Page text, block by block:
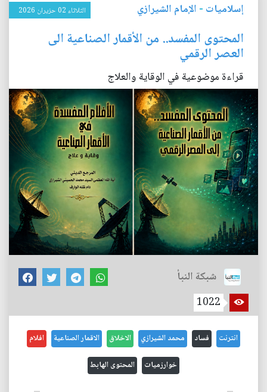
إسلاميات - الإمام الشيرازي الثلاثاء 02 حزيران 2026
المحتوى المفسد.. من الأقمار الصناعية الى
العصر الرقمي
قراءة موضوعية في الوقاية والعلاج
شبكة النبأ
1022
انترنت فساد محمد الشيرازي الاخلاق الاقمار الصناعية افلام
خوارزميات المحتوى الهابط